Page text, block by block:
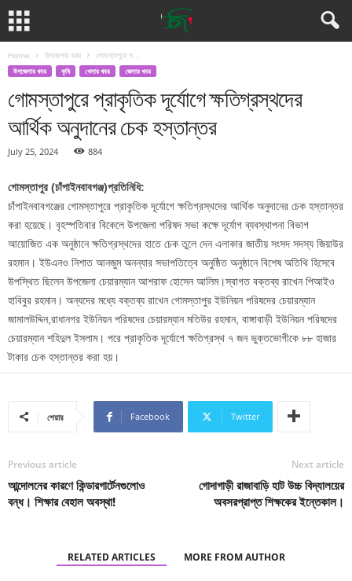
Home উপজেলার খবর গোমস্তাপুরে প...
উপজেলার খবর কৃষি খেলার খবর জেলার খবর
গোমস্তাপুরে প্রাকৃতিক দূর্যোগে ক্ষতিগ্রস্থদের
আর্থিক অনুদানের চেক হস্তান্তর
July 25, 2024 884
গোমস্তাপুর (চাঁপাইনবাবগঞ্জ)প্রতিনিধি:
চাঁপাইনবাবগঞ্জের গোমস্তাপুরে প্রাকৃতিক দূর্যোগে ক্ষতিগ্রস্থদের আর্থিক অনুদানের চেক হস্তান্তর
করা হয়েছে। বৃহস্পতিবার বিকেলে উপজেলা পরিষদ সভা কক্ষে দূর্যোগ ব্যবস্থাপনা বিভাগ
আয়োজিত এক অনুষ্ঠানে ক্ষতিগ্রস্থদের হাতে চেক তুলে দেন এলাকার জাতীয় সংসদ সদস্য জিয়াউর
রহমান। ইউএনও নিশাত আনজুম অনন্যার সভাপতিত্বে অনুষ্ঠিত অনুষ্ঠানে বিশেষ অতিথি হিসেবে
উপস্থিত ছিলেন উপজেলা চেয়ারম্যান আশরাফ হোসেন আলিম।স্বাগত বক্তব্য রাখেন পিআইও
হাবিবুর রহমান। অন্যদের মধ্যে বক্তব্য রাখেন গোমস্তাপুর ইউনিয়ন পরিষদের চেয়ারম্যান
জামালউদ্দিন,রাধানগর ইউনিয়ন পরিষদের চেয়ারম্যান মতিউর রহমান, বাঙ্গাবাড়ী ইউনিয়ন পরিষদের
চেয়ারম্যান শহিদুল ইসলাম। পরে প্রাকৃতিক দূর্যোগে ক্ষতিগ্রস্থ ৭ জন ভুক্তভোগীকে ৮৮ হাজার
টাকার চেক হস্তান্তর করা হয়।
শেয়ার Facebook Twitter
Previous article
আন্দোলনের কারণে কিন্ডারগার্টেনগুলোও
বন্ধ। শিক্ষার বেহাল অবস্থা!
Next article
গোদাগাড়ী রাজাবাড়ি হাট উচ্চ বিদ্যালয়ের
অবসরপ্রাপ্ত শিক্ষকের ইন্তেকাল।
RELATED ARTICLES MORE FROM AUTHOR